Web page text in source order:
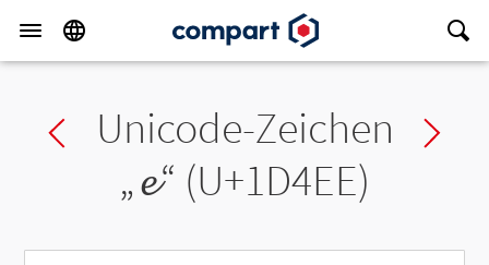
Previous char
Unicode-Zeichen
„𝓮“ (U+1D4EE)